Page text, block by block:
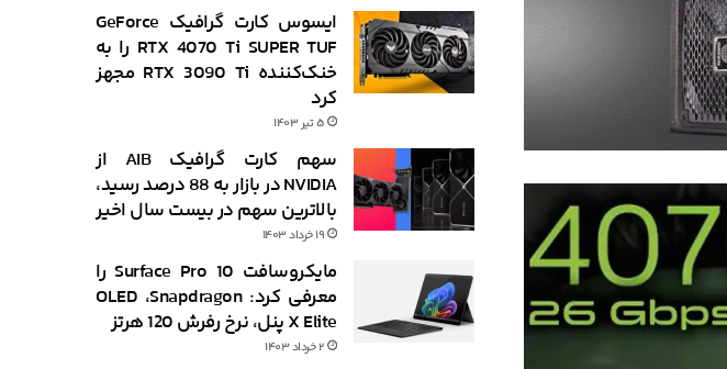
ایسوس کارت گرافیک GeForce
RTX 4070 Ti SUPER TUF را به
خنک‌کننده RTX 3090 Ti مجهز
کرد
۵ تیر ۱۴۰۳
سهم کارت گرافیک AIB از
NVIDIA در بازار به 88 درصد رسید،
بالاترین سهم در بیست سال اخیر
۱۹ خرداد ۱۴۰۳
مایکروسافت Surface Pro 10 را
معرفی کرد: OLED ،Snapdragon
X Elite پنل، نرخ رفرش 120 هرتز
۲ خرداد ۱۴۰۳